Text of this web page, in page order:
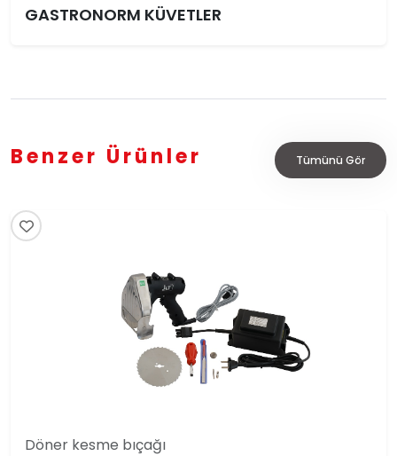
GASTRONORM KÜVETLER
Benzer Ürünler Tümünü Gör
Döner kesme bıçağı